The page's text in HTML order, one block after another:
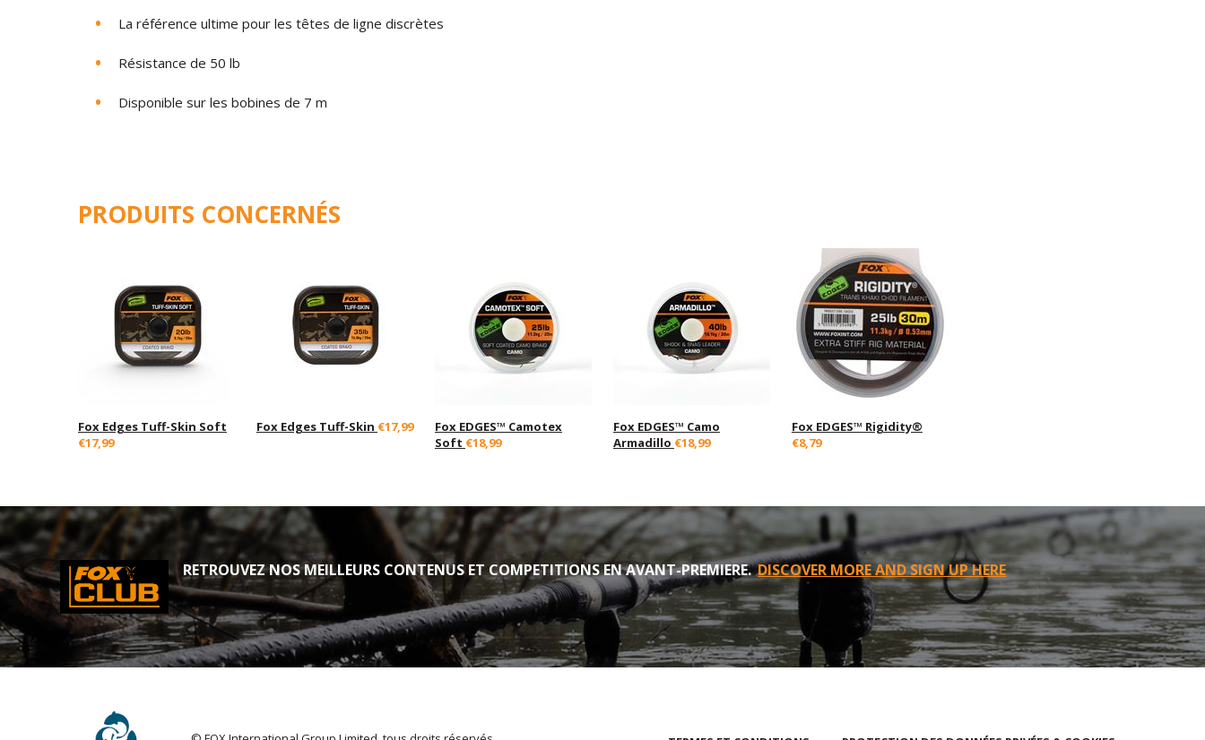
La référence ultime pour les têtes de ligne discrètes
Résistance de 50 lb
Disponible sur les bobines de 7 m
PRODUITS CONCERNÉS
Fox Edges Tuff-Skin Soft
€17,99
Fox Edges Tuff-Skin €17,99
Fox EDGES™ Camotex
Soft €18,99
Fox EDGES™ Camo
Armadillo €18,99
Fox EDGES™ Rigidity®
€8,79
RETROUVEZ NOS MEILLEURS CONTENUS ET COMPETITIONS EN AVANT-PREMIERE.DISCOVER MORE AND SIGN UP HERE